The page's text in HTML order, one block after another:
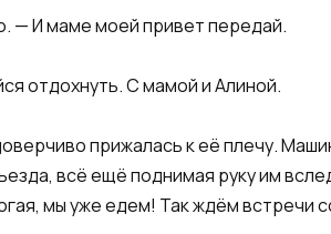
— И маме моей привет передай.
отдохнуть. С мамой и Алиной.
прижалась к её плечу.
всё ещё поднимая руку им
мы уже едем! Так ждём встречи